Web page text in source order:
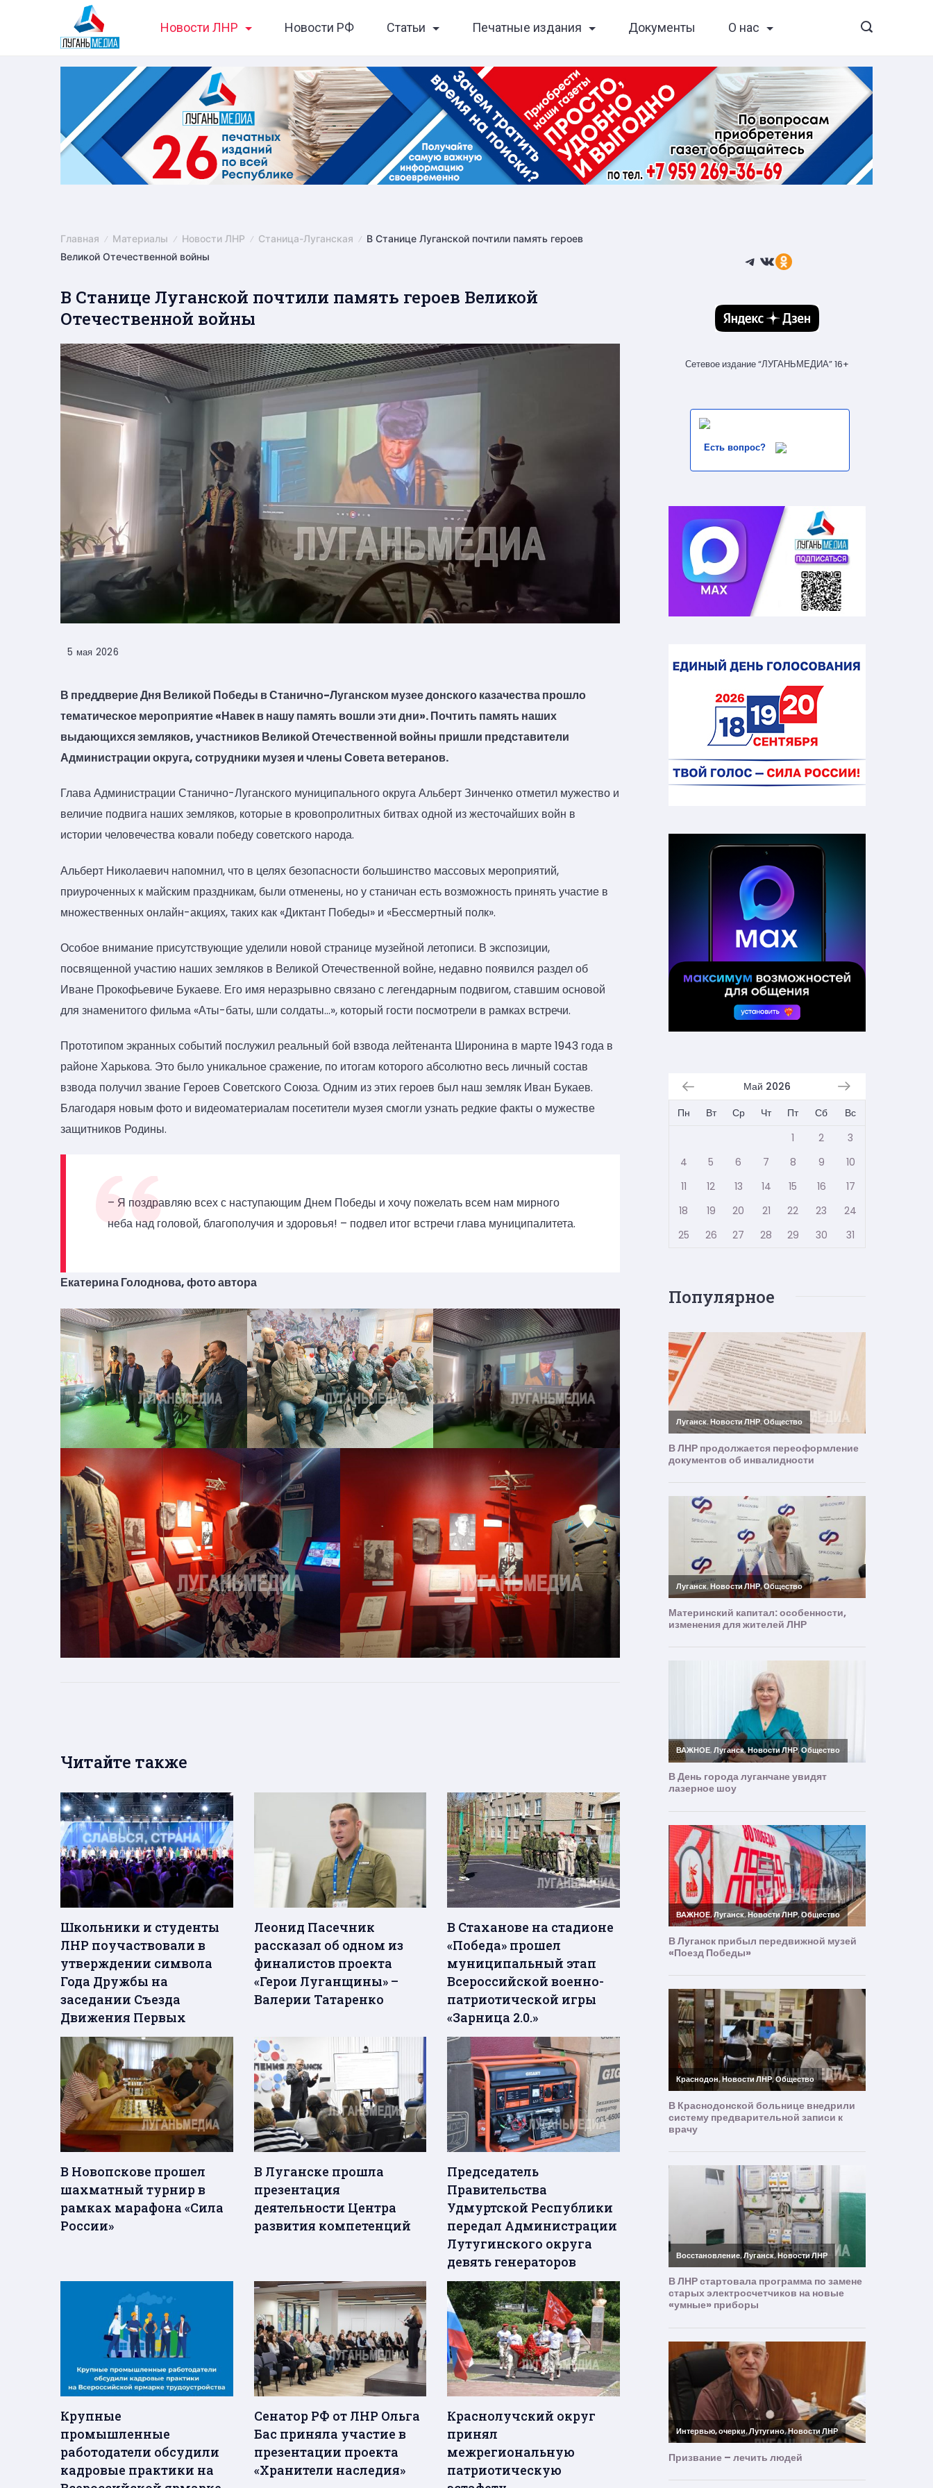
Новости ЛНР Новости РФ Статьи Печатные издания Документы О нас
Главная Материалы Новости ЛНР Станица-Луганская
В Станице Луганской почтили память героев
Великой Отечественной войны
В Станице Луганской почтили память героев Великой
Отечественной войны
5 мая 2026
В преддверие Дня Великой Победы в Станично-Луганском музее донского казачества прошло
тематическое мероприятие «Навек в нашу память вошли эти дни». Почтить память наших
выдающихся земляков, участников Великой Отечественной войны пришли представители
Администрации округа, сотрудники музея и члены Совета ветеранов.
Глава Администрации Станично-Луганского муниципального округа Альберт Зинченко отметил мужество и
величие подвига наших земляков, которые в кровопролитных битвах одной из жесточайших войн в
истории человечества ковали победу советского народа.
Альберт Николаевич напомнил, что в целях безопасности большинство массовых мероприятий,
приуроченных к майским праздникам, были отменены, но у станичан есть возможность принять участие в
множественных онлайн-акциях, таких как «Диктант Победы» и «Бессмертный полк».
Особое внимание присутствующие уделили новой странице музейной летописи. В экспозиции,
посвященной участию наших земляков в Великой Отечественной войне, недавно появился раздел об
Иване Прокофьевиче Букаеве. Его имя неразрывно связано с легендарным подвигом, ставшим основой
для знаменитого фильма «Аты-баты, шли солдаты…», который гости посмотрели в рамках встречи.
Прототипом экранных событий послужил реальный бой взвода лейтенанта Широнина в марте 1943 года в
районе Харькова. Это было уникальное сражение, по итогам которого абсолютно весь личный состав
взвода получил звание Героев Советского Союза. Одним из этих героев был наш земляк Иван Букаев.
Благодаря новым фото и видеоматериалам посетители музея смогли узнать редкие факты о мужестве
защитников Родины.
– Я поздравляю всех с наступающим Днем Победы и хочу пожелать всем нам мирного
неба над головой, благополучия и здоровья! – подвел итог встречи глава муниципалитета.
Екатерина Голоднова, фото автора
Читайте также
Школьники и студенты
ЛНР поучаствовали в
утверждении символа
Года Дружбы на
заседании Съезда
Движения Первых
Леонид Пасечник
рассказал об одном из
финалистов проекта
«Герои Луганщины» –
Валерии Татаренко
В Стаханове на стадионе
«Победа» прошел
муниципальный этап
Всероссийской военно-
патриотической игры
«Зарница 2.0.»
В Новопскове прошел
шахматный турнир в
рамках марафона «Сила
России»
В Луганске прошла
презентация
деятельности Центра
развития компетенций
Председатель
Правительства
Удмуртской Республики
передал Администрации
Лутугинского округа
девять генераторов
Крупные
промышленные
работодатели обсудили
кадровые практики на
Сенатор РФ от ЛНР Ольга
Бас приняла участие в
презентации проекта
«Хранители наследия»
Краснолучский округ
принял
межрегиональную
патриотическую
Telegram
ВКонтакте
Ссылка
Сетевое издание “ЛУГАНЬМЕДИА” 16+
Есть вопрос?
Май 2026
Пн
Вт Ср Чт Пт Сб
Вс
1
2
3
4
5 6 7 8 9
10
11
12 13 14 15 16
17
18
19 20 21 22 23
24
25
26 27 28 29 30 31
Популярное